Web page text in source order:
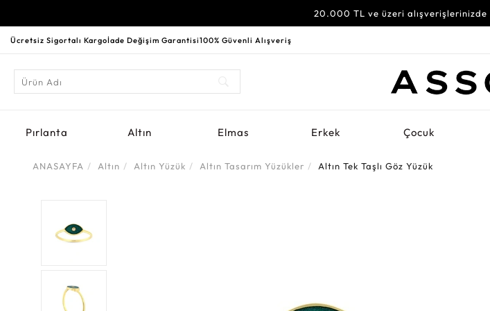
20.000 TL ve üzeri alışverişlerinizde
Ücretsiz Sigortalı Kargoİade Değişim Garantisi100% Güvenli Alışveriş
Pırlanta Altın Elmas Erkek Çocuk
ANASAYFA Altın Altın Yüzük Altın Tasarım Yüzükler Altın Tek Taşlı Göz Yüzük